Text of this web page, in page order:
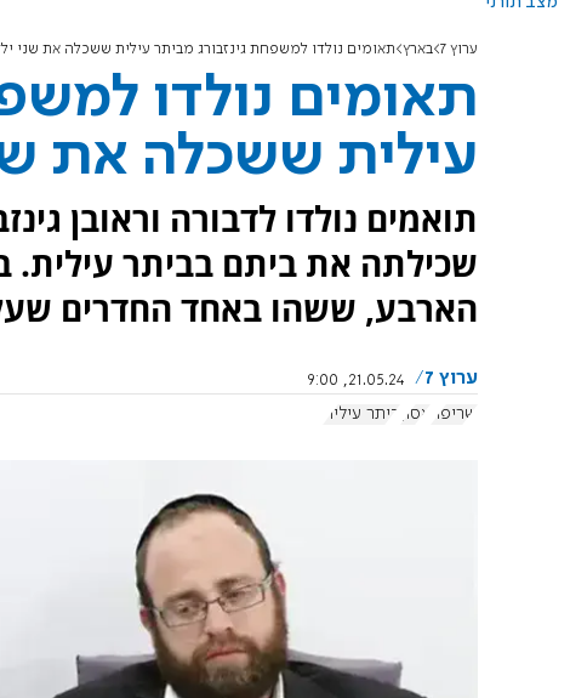
ערוץ 7 בארץ תאומים נולדו למשפחת גינזבורג מביתר עילית ששכלה את שני
תאומים נולדו
עילית ששכלה את
תואמים נולדו לדבורה וראובן
שכילתה את ביתם בביתר עילית.
הארבע, ששהו באחד החדרים
ערוץ 7
21.05.24, 9:00
שריפה
אסון ביתר עילית